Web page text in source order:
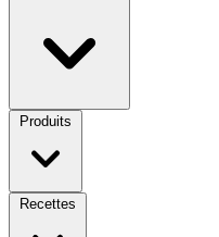
Produits
Recettes